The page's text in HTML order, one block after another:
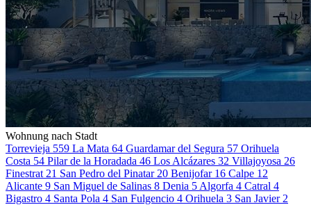
Wohnung nach Stadt
Torrevieja 559 La Mata 64 Guardamar del Segura 57 Orihuela
Costa 54 Pilar de la Horadada 46 Los Alcázares 32 Villajoyosa 26
Finestrat 21 San Pedro del Pinatar 20 Benijofar 16 Calpe 12
Alicante 9 San Miguel de Salinas 8 Denia 5 Algorfa 4 Catral 4
Bigastro 4 Santa Pola 4 San Fulgencio 4 Orihuela 3 San Javier 2